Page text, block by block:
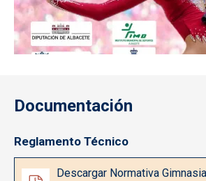
Documentación
Reglamento Técnico
Documento
Descargar Normativa